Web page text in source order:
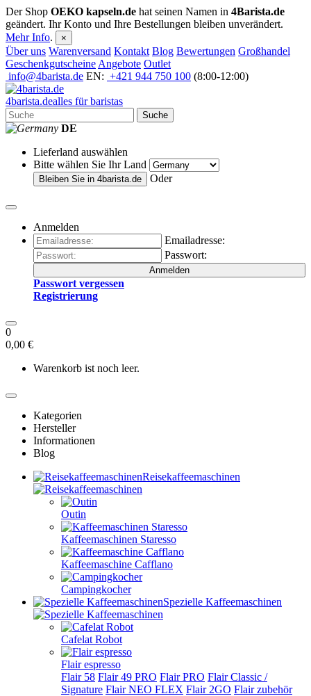
Der Shop OEKO kapseln.de hat seinen Namen in 4Barista.de
geändert. Ihr Konto und Ihre Bestellungen bleiben unverändert.
Mehr Info. ×
Über uns Warenversand Kontakt Blog Bewertungen Großhandel
Geschenkgutscheine Angebote Outlet
info@4barista.de EN: +421 944 750 100 (8:00-12:00)
4barista.dealles für baristas
Suche
DE
Lieferland auswählen
Bitte wählen Sie Ihr Land
Bleiben Sie in 4barista.de Oder
Anmelden
Emailadresse:
Passwort:
Anmelden
Passwort vergessen
Registrierung
0
0,00 €
Warenkorb ist noch leer.
Kategorien
Hersteller
Informationen
Blog
Reisekaffeemaschinen
Outin
Kaffeemaschinen Staresso
Kaffeemaschine Cafflano
Campingkocher
Spezielle Kaffeemaschinen
Cafelat Robot
Flair espresso
Flair 58 Flair 49 PRO Flair PRO Flair Classic /
Signature Flair NEO FLEX Flair 2GO Flair zubehör